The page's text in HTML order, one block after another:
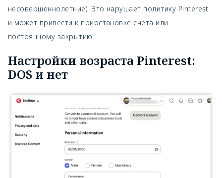
несовершеннолетние). Это нарушает политику Pinterest
и может привести к приостановке счета или
постоянному закрытию.
Настройки возраста Pinterest:
DOS и нет